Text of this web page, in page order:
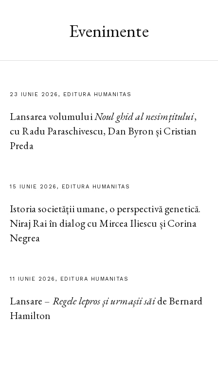
Evenimente
23 IUNIE 2026, EDITURA HUMANITAS
Lansarea volumuluiNoul ghid al nesimțitului,
cu Radu Paraschivescu, Dan Byron și Cristian
Preda
15 IUNIE 2026, EDITURA HUMANITAS
Istoria societății umane, o perspectivă genetică.
Niraj Rai în dialog cu Mircea Iliescu și Corina
Negrea
11 IUNIE 2026, EDITURA HUMANITAS
Lansare – Regele lepros și urmașii săide Bernard
Hamilton